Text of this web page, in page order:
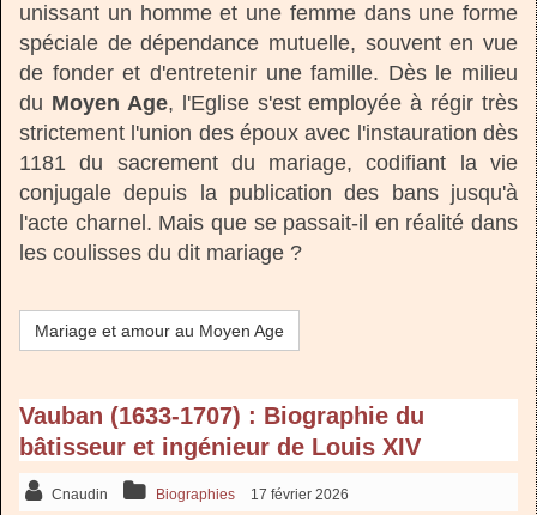
unissant un homme et une femme dans une forme
spéciale de dépendance mutuelle, souvent en vue
de fonder et d'entretenir une famille. Dès le milieu
du Moyen Age, l'Eglise s'est employée à régir très
strictement l'union des époux avec l'instauration dès
1181 du sacrement du mariage, codifiant la vie
conjugale depuis la publication des bans jusqu'à
l'acte charnel. Mais que se passait-il en réalité dans
les coulisses du dit mariage ?
Mariage et amour au Moyen Age
Vauban (1633-1707) : Biographie du
bâtisseur et ingénieur de Louis XIV
Cnaudin Biographies 17 février 2026